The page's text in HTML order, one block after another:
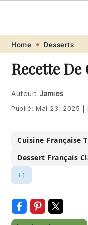
Skip
primary
navigation
Skip
main
content
Skip
primary
sidebar
Skip
footer
Home Desserts
Recette
Auteur: Jamies
Publié:Mai 23, 2025
Cuisine Française
Dessert Français
+1